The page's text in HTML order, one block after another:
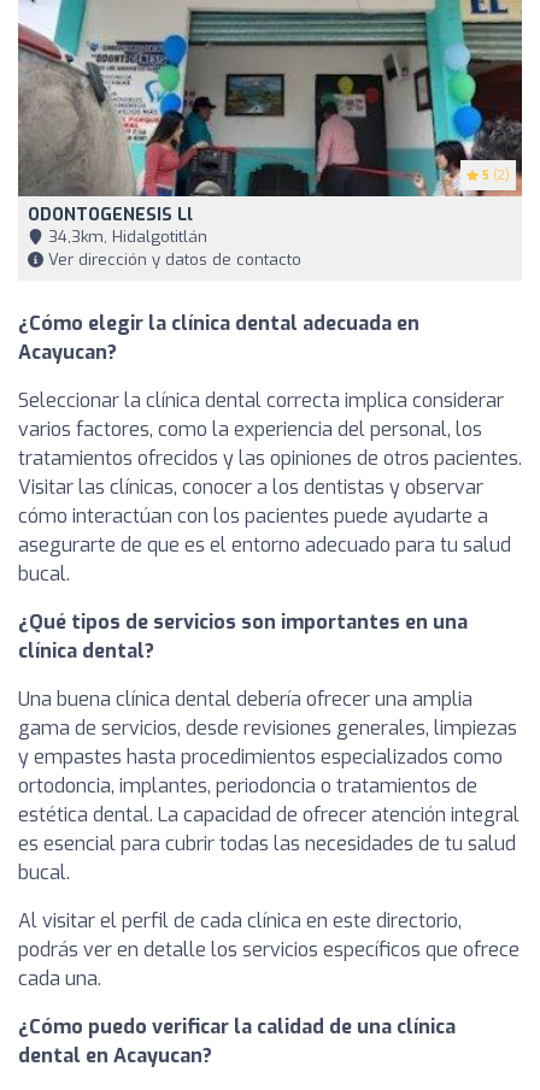
5 (2)
ODONTOGENESIS Ll
34,3km, Hidalgotitlán
Ver dirección y datos de contacto
¿Cómo elegir la clínica dental adecuada en
Acayucan?
Seleccionar la clínica dental correcta implica considerar
varios factores, como la experiencia del personal, los
tratamientos ofrecidos y las opiniones de otros pacientes.
Visitar las clínicas, conocer a los dentistas y observar
cómo interactúan con los pacientes puede ayudarte a
asegurarte de que es el entorno adecuado para tu salud
bucal.
¿Qué tipos de servicios son importantes en una
clínica dental?
Una buena clínica dental debería ofrecer una amplia
gama de servicios, desde revisiones generales, limpiezas
y empastes hasta procedimientos especializados como
ortodoncia, implantes, periodoncia o tratamientos de
estética dental. La capacidad de ofrecer atención integral
es esencial para cubrir todas las necesidades de tu salud
bucal.
Al visitar el perfil de cada clínica en este directorio,
podrás ver en detalle los servicios específicos que ofrece
cada una.
¿Cómo puedo verificar la calidad de una clínica
dental en Acayucan?